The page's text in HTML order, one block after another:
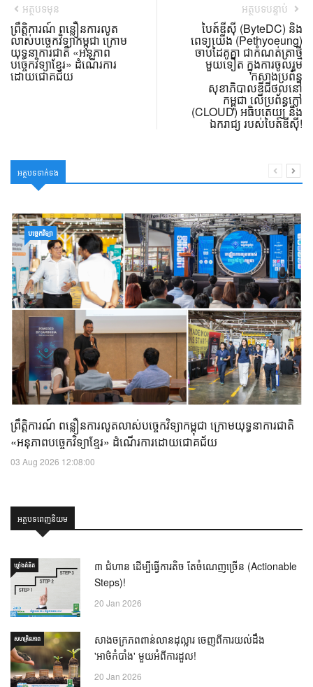
អត្ថបទមុន
ព្រឹត្តិការណ៍ ពន្លឿនការលូត
លាស់បច្ចេកវិទ្យាកម្ពុជា ក្រោម
យុទ្ធនាការជាតិ «អនុភាព
បច្ចេកវិទ្យាខ្មែរ» ដំណើរការ
ដោយជោគជ័យ
អត្ថបទបន្ទាប់
បៃត៍ឌីស៊ី (ByteDC) និង
ពេទ្យយើង (Pethyoeung)
ចាប់ដៃគូគ្នា ជាកំណត់ត្រាថ្មី
មួយទៀត ក្នុងការចូលរួម
កសាងប្រព័ន្ធ
សុខាភិបាលឌីជីថល​នៅ
កម្ពុជា លើប្រព័ន្ធក្លៅ
(CLOUD) អធិបតេយ្យ និង
ឯករាជ្យ របស់បៃត៍ឌីស៊ី!
អត្ថបទទាក់ទង
បច្ចេកវិទ្យា
ព្រឹត្តិការណ៍ ពន្លឿនការលូតលាស់បច្ចេកវិទ្យាកម្ពុជា ក្រោមយុទ្ធនាការជាតិ
«អនុភាពបច្ចេកវិទ្យាខ្មែរ» ដំណើរការដោយជោគជ័យ
03 Aug 2026 12:08:00
អត្ថបទពេញនិយម
ឃ្លាំង​គំនិត
៣ ជំហាន ដើម្បីធ្វើការតិច តែចំណេញច្រើន (Actionable
Steps)!
20 Jan 2026
សហគ្រិនភាព
សាងចក្រភពពាន់លានដុល្លារ ចេញពីការយល់ដឹង
'អាថ៌កំបាំង' មួយអំពីការដួល!
20 Jan 2026